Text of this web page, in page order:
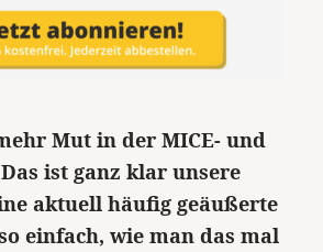
Mut in der MICE- und
ist ganz klar unsere
aktuell häufig geäußerte
einfach, wie man das mal